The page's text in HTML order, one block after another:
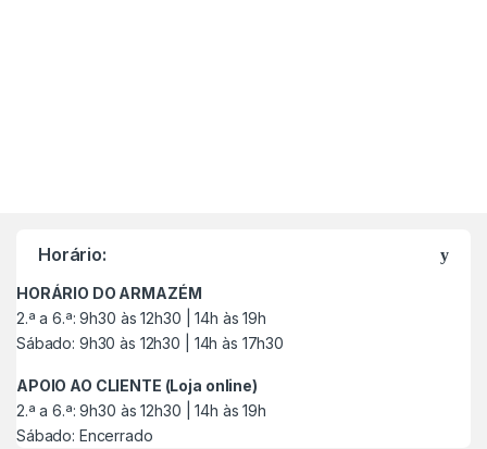
Horário:
HORÁRIO DO ARMAZÉM
2.ª a 6.ª: 9h30 às 12h30 | 14h às 19h
Sábado: 9h30 às 12h30 | 14h às 17h30
APOIO AO CLIENTE (Loja online)
2.ª a 6.ª: 9h30 às 12h30 | 14h às 19h
Sábado: Encerrado